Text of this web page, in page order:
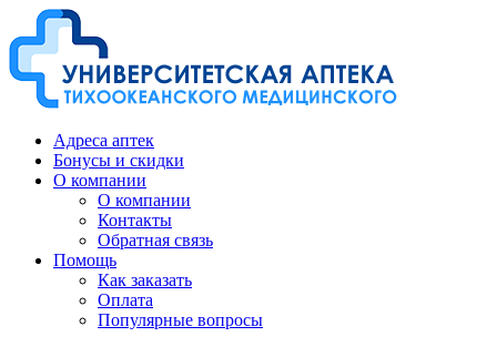
Адреса аптек
Бонусы и скидки
О компании
О компании
Контакты
Обратная связь
Помощь
Как заказать
Оплата
Популярные вопросы